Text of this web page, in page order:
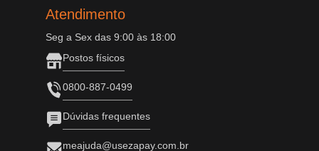
Atendimento
Seg a Sex das 9:00 às 18:00
Postos físicos
0800-887-0499
Dúvidas frequentes
meajuda@usezapay.com.br